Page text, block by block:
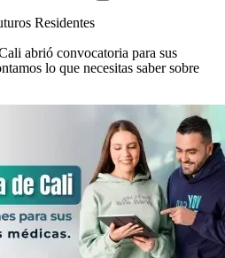
Residentes
abrió convocatoria para sus
lo que necesitas saber sobre